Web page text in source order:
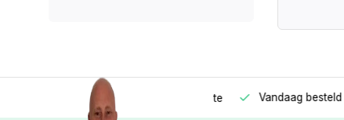
3 gelijke delen Vandaag besteld